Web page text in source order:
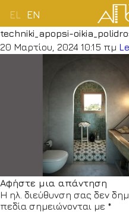
EL EN
techniki_apopsi-
20 Μαρτίου, 2024 10:15 πμ
Αφήστε μια απάντηση
Η ηλ. διεύθυνση σας δεν
πεδία σημειώνονται με *